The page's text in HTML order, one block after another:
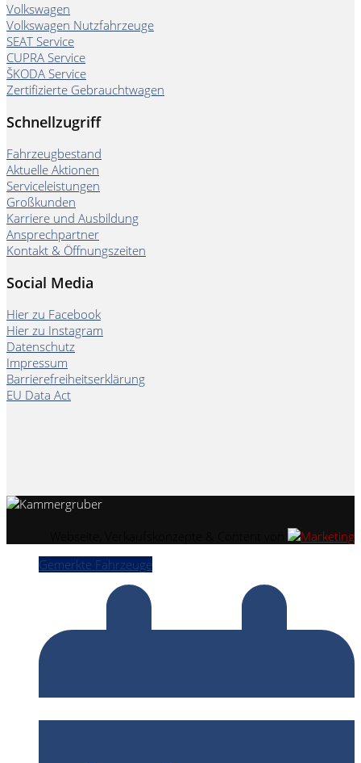
Volkswagen
Volkswagen Nutzfahrzeuge
SEAT Service
CUPRA Service
ŠKODA Service
Zertifizierte Gebrauchtwagen
Schnellzugriff
Fahrzeugbestand
Aktuelle Aktionen
Serviceleistungen
Großkunden
Karriere und Ausbildung
Ansprechpartner
Kontakt & Öffnungszeiten
Social Media
Hier zu Facebook
Hier zu Instagram
Datenschutz
Impressum
Barrierefreiheitserklärung
EU Data Act
Gemerkte Fahrzeuge